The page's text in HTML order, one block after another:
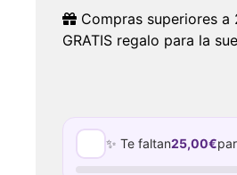
Compras superiores a
GRATIS regalo para la
✨ Te faltan25,00€